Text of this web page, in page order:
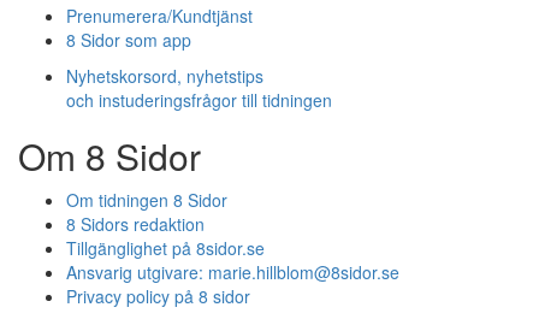
Prenumerera/Kundtjänst
8 Sidor som app
Nyhetskorsord, nyhetstips
och instuderingsfrågor till tidningen
Om 8 Sidor
Om tidningen 8 Sidor
8 Sidors redaktion
Tillgänglighet på 8sidor.se
Ansvarig utgivare: marie.hillblom@8sidor.se
Privacy policy på 8 sidor